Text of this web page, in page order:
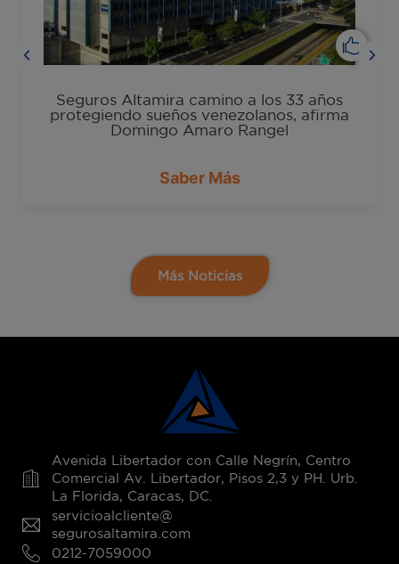
Seguros Altamira camino a los 33 años
protegiendo sueños venezolanos, afirma
Domingo Amaro Rangel
Saber Más
Más Noticias
Avenida Libertador con Calle Negrín, Centro
Comercial Av. Libertador, Pisos 2,3 y PH. Urb.
La Florida, Caracas, DC.
servicioalcliente@
segurosaltamira.com
0212-7059000